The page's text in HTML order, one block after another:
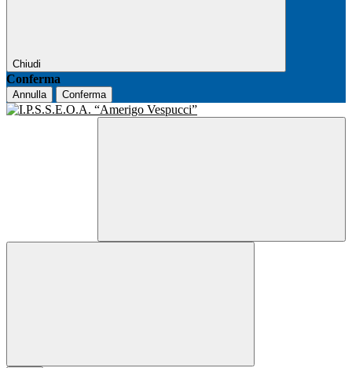
Chiudi
Conferma
Annulla Conferma